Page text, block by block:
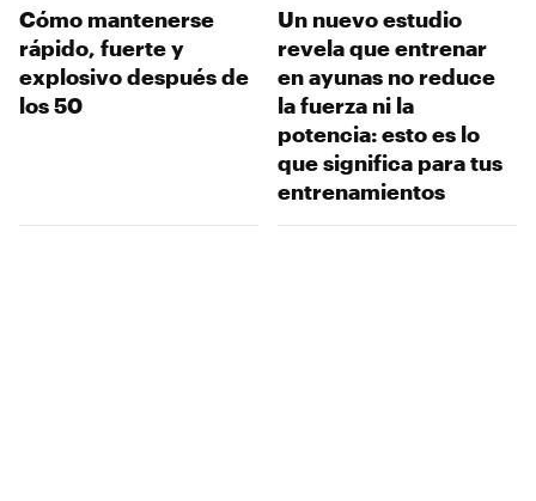
Cómo mantenerse
rápido, fuerte y
explosivo después de
los 50
Un nuevo estudio
revela que entrenar
en ayunas no reduce
la fuerza ni la
potencia: esto es lo
que significa para tus
entrenamientos